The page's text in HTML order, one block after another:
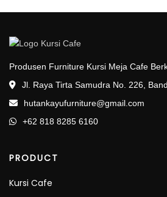
Produsen Furniture Kursi Meja Cafe
Jl. Raya Tirta Samudra No. 226,
hutankayufurniture@gmail.com
+62 818 8285 6160
PRODUCT
Kursi Cafe